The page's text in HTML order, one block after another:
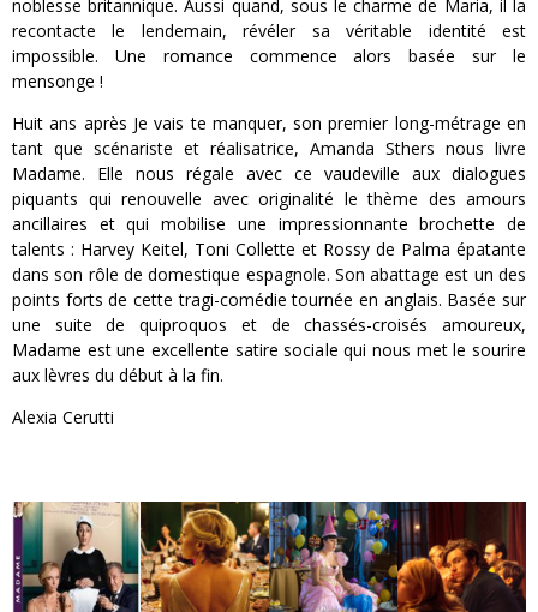
noblesse britannique. Aussi quand, sous le charme de Maria, il la
recontacte le lendemain, révéler sa véritable identité est
impossible. Une romance commence alors basée sur le
mensonge !
Huit ans après Je vais te manquer, son premier long-métrage en
tant que scénariste et réalisatrice, Amanda Sthers nous livre
Madame. Elle nous régale avec ce vaudeville aux dialogues
piquants qui renouvelle avec originalité le thème des amours
ancillaires et qui mobilise une impressionnante brochette de
talents : Harvey Keitel, Toni Collette et Rossy de Palma épatante
dans son rôle de domestique espagnole. Son abattage est un des
points forts de cette tragi-comédie tournée en anglais. Basée sur
une suite de quiproquos et de chassés-croisés amoureux,
Madame est une excellente satire sociale qui nous met le sourire
aux lèvres du début à la fin.
Alexia Cerutti